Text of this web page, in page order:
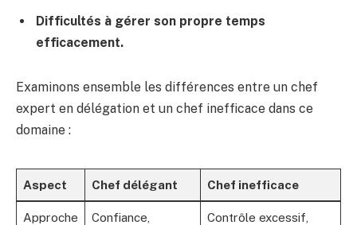
Difficultés à gérer son propre temps
efficacement.
Examinons ensemble les différences entre un chef
expert en délégation et un chef inefficace dans ce
domaine :
Aspect Chef délégant Chef inefficace
Approche
Confiance,
Contrôle excessif,